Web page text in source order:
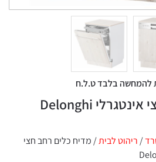
להמחשה בלבד ט.ל.ח
מדיח כלים רחב חצי אינטגרלי Delonghi
/ ריהוט לבית/ מדיח כלים רחב חצי